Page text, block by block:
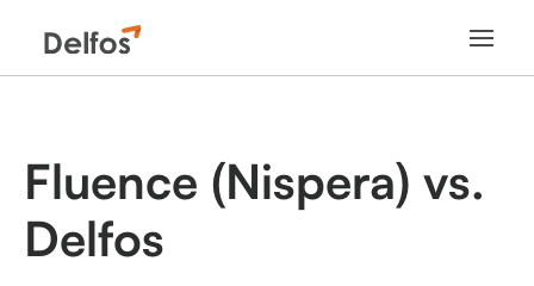
Fluence (Nispera) vs.
Delfos